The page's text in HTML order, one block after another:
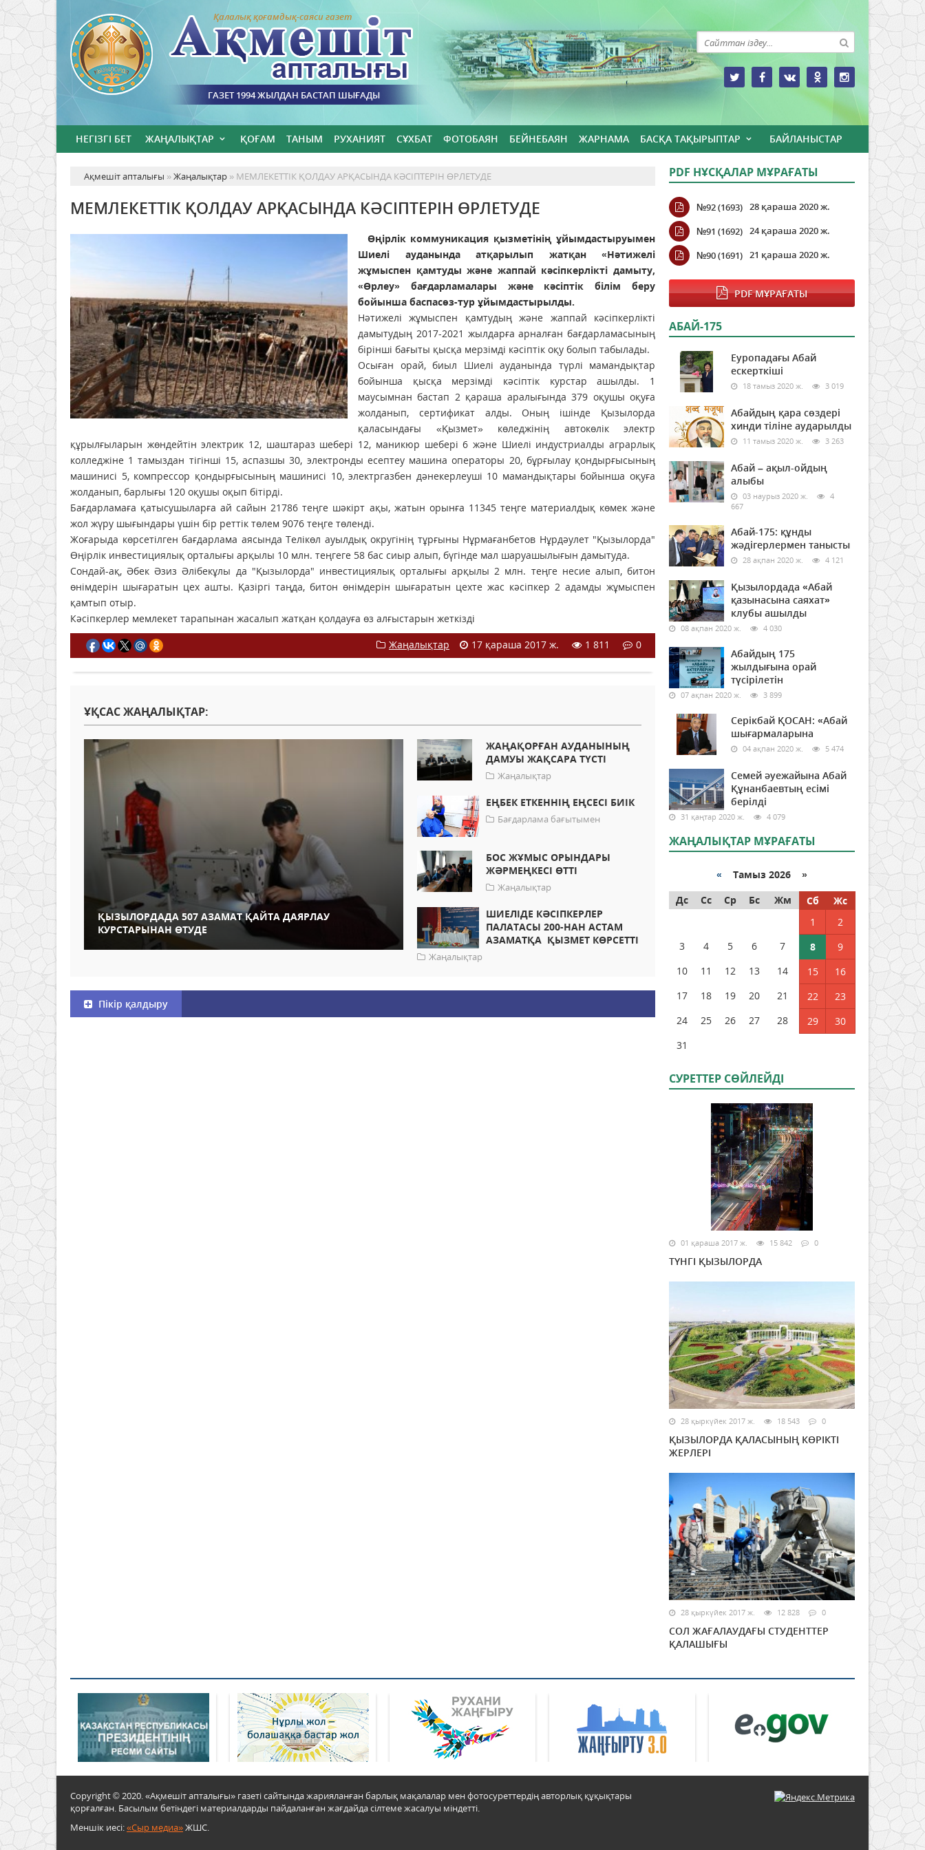
Қалалық қоғамдық-саяси газет
ГАЗЕТ 1994 ЖЫЛДАН БАСТАП ШЫҒАДЫ
НЕГІЗГІ БЕТ ЖАҢАЛЫҚТАР ҚОҒАМ ТАНЫМ РУХАНИЯТ СҰХБАТ ФОТОБАЯН БЕЙНЕБАЯН ЖАРНАМА БАСҚА ТАҚЫРЫПТАР БАЙЛАНЫСТАР
Ақмешіт апталығы »Жаңалықтар » МЕМЛЕКЕТТІК ҚОЛДАУ АРҚАСЫНДА КӘСІПТЕРІН ӨРЛЕТУДЕ
МЕМЛЕКЕТТІК ҚОЛДАУ АРҚАСЫНДА КӘСІПТЕРІН ӨРЛЕТУДЕ
Өңірлік коммуникация қызметінің ұйымдастыруымен
Шиелі ауданында атқарылып жатқан «Нәтижелі
жұмыспен қамтуды және жаппай кәсіпкерлікті дамыту,
«Өрлеу» бағдарламалары және кәсіптік білім беру
бойынша баспасөз-тур ұйымдастырылды.
Нәтижелі жұмыспен қамтудың және жаппай кәсіпкерлікті
дамытудың 2017-2021 жылдарға арналған бағдарламасының
бірінші бағыты қысқа мерзімді кәсіптік оқу болып табылады.
Осыған орай, биыл Шиелі ауданында түрлі мамандықтар
бойынша қысқа мерзімді кәсіптік курстар ашылды. 1
маусымнан бастап 2 қараша аралығында 379 оқушы оқуға
жолданып, сертификат алды. Оның ішінде Қызылорда
қаласындағы «Қызмет» көледжінің автокөлік электр
құрылғыларын жөндейтін электрик 12, шаштараз шебері 12, маникюр шебері 6 және Шиелі индустриалды аграрлық
колледжіне 1 тамыздан тігінші 15, аспазшы 30, электронды есептеу машина операторы 20, бұрғылау қондырғысының
машинисі 5, компрессор қондырғысының машинисі 10, электргазбен дәнекерлеуші 10 мамандықтары бойынша оқуға
жолданып, барлығы 120 оқушы оқып бітірді.
Бағдарламаға қатысушыларға ай сайын 21786 теңге шәкірт ақы, жатын орынға 11345 теңге материалдық көмек және
жол жүру шығындары үшін бір реттік төлем 9076 теңге төленді.
Жоғарыда көрсетілген бағдарлама аясында Телікөл ауылдық округінің тұрғыны Нұрмағанбетов Нұрдәулет "Қызылорда"
Өңірлік инвестициялық орталығы арқылы 10 млн. теңгеге 58 бас сиыр алып, бүгінде мал шаруашылығын дамытуда.
Сондай-ақ, Әбек Әзиз Әлібекұлы да "Қызылорда" инвестициялық орталығы арқылы 2 млн. теңге несие алып, битон
өнімдерін шығаратын цех ашты. Қазіргі таңда, битон өнімдерін шығаратын цехте жас кәсіпкер 2 адамды жұмыспен
қамтып отыр.
Кәсіпкерлер мемлекет тарапынан жасалып жатқан қолдауға өз алғыстарын жеткізді
Жаңалықтар
17 қараша 2017 ж. 1 811 0
ҰҚСАС ЖАҢАЛЫҚТАР:
ҚЫЗЫЛОРДАДА 507 АЗАМАТ ҚАЙТА ДАЯРЛАУ
КУРСТАРЫНАН ӨТУДЕ
ЖАҢАҚОРҒАН АУДАНЫНЫҢ
ДАМУЫ ЖАҚСАРА ТҮСТІ
Жаңалықтар
ЕҢБЕК ЕТКЕННІҢ ЕҢСЕСІ БИІК
Бағдарлама бағытымен
БОС ЖҰМЫС ОРЫНДАРЫ
ЖӘРМЕҢКЕСІ ӨТТІ
Жаңалықтар
ШИЕЛІДЕ КӘСІПКЕРЛЕР
ПАЛАТАСЫ 200-НАН АСТАМ
АЗАМАТҚА ҚЫЗМЕТ КӨРСЕТТІ
Жаңалықтар
Пікір қалдыру
PDF НҰСҚАЛАР МҰРАҒАТЫ
№92 (1693) 28 қараша 2020 ж.
№91 (1692) 24 қараша 2020 ж.
№90 (1691) 21 қараша 2020 ж.
PDF МҰРАҒАТЫ
АБАЙ-175
Еуропадағы Абай
ескерткіші
18 тамыз 2020 ж. 3 019
Абайдың қара сөздері
хинди тіліне аударылды
11 тамыз 2020 ж. 3 263
Абай – ақыл-ойдың
алыбы
03 наурыз 2020 ж.
4
667
Абай-175: құнды
жәдігерлермен танысты
28 ақпан 2020 ж. 4 121
Қызылордада «Абай
қазынасына саяхат»
клубы ашылды
08 ақпан 2020 ж. 4 030
Абайдың 175
жылдығына орай
түсірілетін
07 ақпан 2020 ж. 3 899
Серікбай ҚОСАН: «Абай
шығармаларына
04 ақпан 2020 ж. 5 474
Семей әуежайына Абай
Құнанбаевтың есімі
берілді
31 қаңтар 2020 ж. 4 079
ЖАҢАЛЫҚТАР МҰРАҒАТЫ
« Тамыз 2026 »
Дс
Сс Ср Бс Жм Сб
Жс
1
2
3
4 5 6 7 8
9
10
11 12 13 14 15
16
17
18 19 20 21 22
23
24
25 26 27 28 29
30
31
СУРЕТТЕР СӨЙЛЕЙДI
01 қараша 2017 ж. 15 842 0
ТҮНГІ ҚЫЗЫЛОРДА
28 қыркүйек 2017 ж. 18 543 0
ҚЫЗЫЛОРДА ҚАЛАСЫНЫҢ КӨРІКТІ
ЖЕРЛЕРІ
28 қыркүйек 2017 ж. 12 828 0
СОЛ ЖАҒАЛАУДАҒЫ СТУДЕНТТЕР
ҚАЛАШЫҒЫ
Copyright © 2020. «Ақмешіт апталығы» газеті сайтында жарияланған барлық мақалалар мен фотосуреттердің авторлық құқықтары
қорғалған. Басылым бетіндегі материалдарды пайдаланған жағдайда сілтеме жасалуы міндетті.
Меншік иесі:«Сыр медиа»ЖШС.